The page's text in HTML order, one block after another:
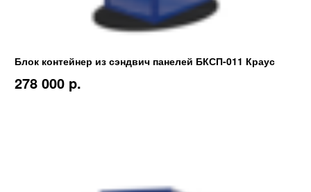
Блок контейнер из сэндвич панелей БКСП-011 Краус
278 000 p.